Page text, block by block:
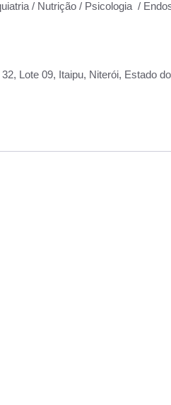
/ Nutrição / Psicologia /
Lote 09, Itaipu, Niterói, Estado